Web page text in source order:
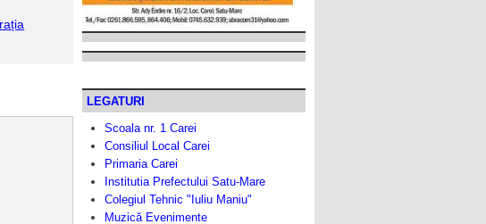
LEGATURI
Scoala nr. 1 Carei
Consiliul Local Carei
Primaria Carei
Institutia Prefectului Satu-Mare
Colegiul Tehnic "Iuliu Maniu"
Muzică Evenimente